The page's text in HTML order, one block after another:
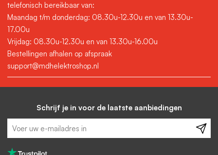
telefonisch bereikbaar van:
Maandag t/m donderdag: 08.30u-12.30u en van 13.30u-
17.00u
Vrijdag: 08.30u-12.30u en van 13.30u-16.00u
Bestellingen afhalen op afspraak
support@mdhelektroshop.nl
Schrijf je in voor de laatste aanbiedingen